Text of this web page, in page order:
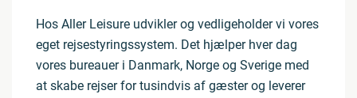
Hos Aller Leisure udvikler og vedligeholder vi vores
eget rejsestyringssystem. Det hjælper hver dag
vores bureauer i Danmark, Norge og Sverige med
at skabe rejser for tusindvis af gæster og leverer